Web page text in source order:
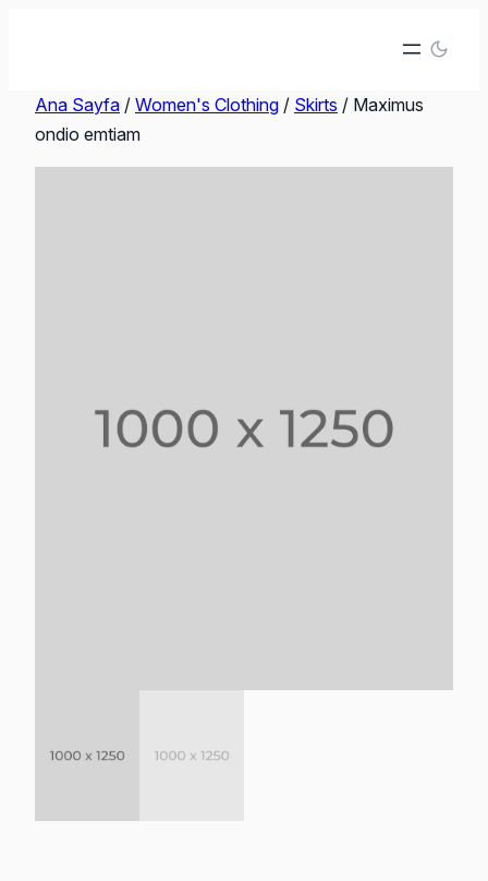
Ana Sayfa / Women's Clothing / Skirts / Maximus
ondio emtiam